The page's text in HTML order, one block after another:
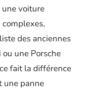
une voiture
des anciennes
ou une Porsche
fait la différence
une panne